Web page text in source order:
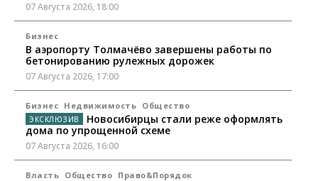
07 Августа 2026, 18:00
Бизнес
В аэропорту Толмачёво завершены работы по
бетонированию рулежных дорожек
07 Августа 2026, 17:00
Бизнес Недвижимость Общество
Новосибирцы стали реже оформлять
дома по упрощенной схеме
07 Августа 2026, 16:00
Власть Общество Право&Порядок